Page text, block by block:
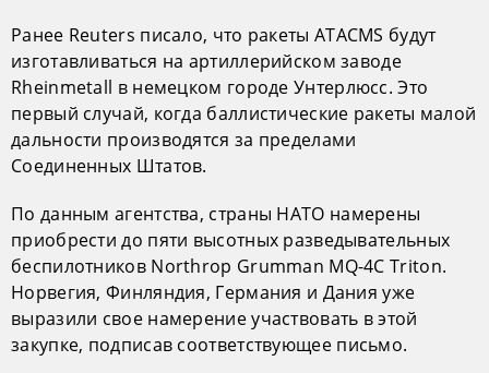
Ранее Reuters писало, что ракеты ATACMS будут
изготавливаться на артиллерийском заводе
Rheinmetall в немецком городе Унтерлюсс. Это
первый случай, когда баллистические ракеты малой
дальности производятся за пределами
Соединенных Штатов.
По данным агентства, страны НАТО намерены
приобрести до пяти высотных разведывательных
беспилотников Northrop Grumman MQ-4C Triton.
Норвегия, Финляндия, Германия и Дания уже
выразили свое намерение участвовать в этой
закупке, подписав соответствующее письмо.